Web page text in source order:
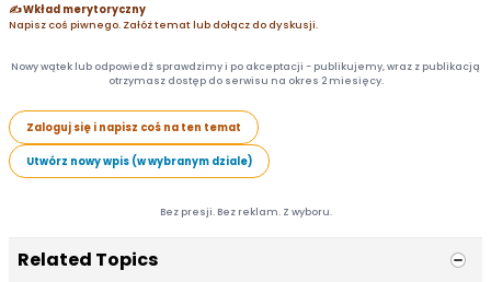
✍️ Wkład merytoryczny
Napisz coś piwnego. Załóż temat lub dołącz do dyskusji.
Nowy wątek lub odpowiedź sprawdzimy i po akceptacji - publikujemy, wraz z publikacją
otrzymasz dostęp do serwisu na okres 2 miesięcy.
Zaloguj się i napisz coś na ten temat
Utwórz nowy wpis (w wybranym dziale)
Bez presji. Bez reklam. Z wyboru.
Related Topics